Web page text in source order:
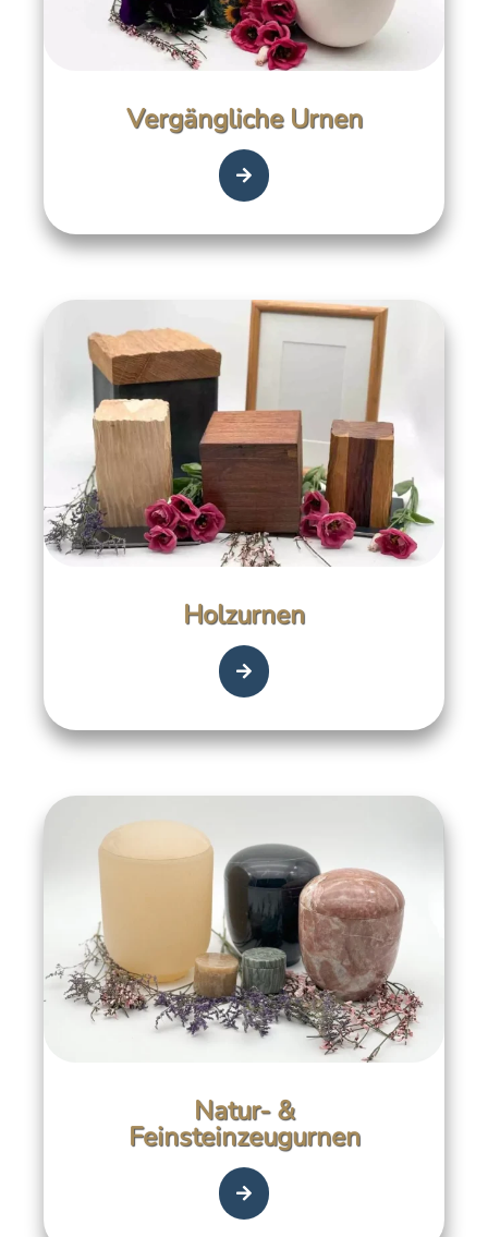
Vergängliche Urnen
Holzurnen
Natur- &
Feinsteinzeugurnen